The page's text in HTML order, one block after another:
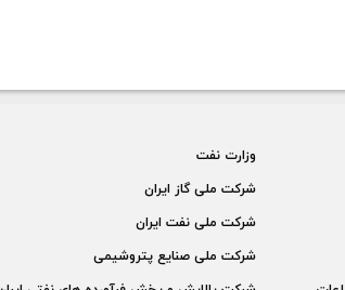
وزارت نفت
شركت ملی گاز ايران
شركت ملی نفت ايران
شركت ملی صنايع پتروشيمی